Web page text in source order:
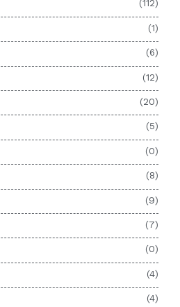
(112)
(1)
(6)
(12)
(20)
(5)
(0)
(8)
(9)
(7)
(0)
(4)
(4)